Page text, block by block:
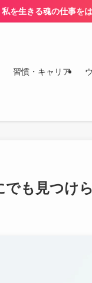
私を生きる魂の仕事
習慣・キャリア
でも見つけ